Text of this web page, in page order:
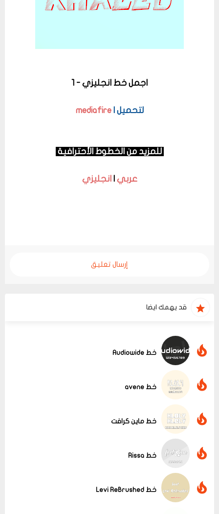
اجمل خط انجليزي - 1
لتحميل | mediafire
للمزيد من الخطوط الأحترافية
عربي | انجليزي
إرسال تعليق
قد يهمك ايضا
عرض الكل
خط Audiowide
خط avene
خط ماين كرافت
خط Rissa
خط Levi ReBrushed